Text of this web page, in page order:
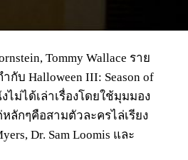
Tommy Wallace ราย
บ Halloween III: Season of
ไม่ได้เล่าเรื่องโดยใช้มุมมอง
ลักๆคือสามตัวละครไล่เรียง
Dr. Sam Loomis และ